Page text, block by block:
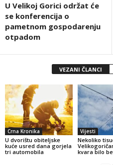
U Velikoj Gorici održat će
se konferencija o
pametnom gospodarenju
otpadom
VEZANI ČLANCI
Crna Kronika
U dvorištu obiteljske
kuće usred dana gorjela
tri automobila
Vijesti
Nekoliko
kvara bilo